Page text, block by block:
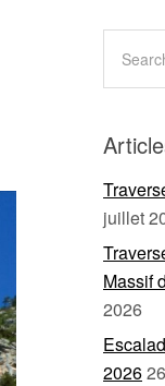
juillet
Massif
2026
2026